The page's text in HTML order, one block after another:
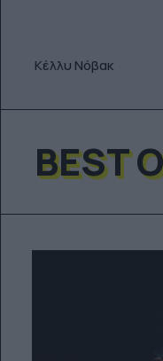
Κέλλυ Νόβακ
BEST